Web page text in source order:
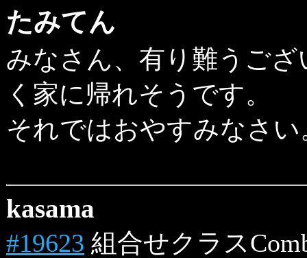
たみてん
みなさん、有り難うご
く家に帰れそうです。
それではおやすみなさい
kasama
#19623 組合せクラス